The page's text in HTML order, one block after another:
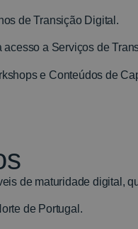
de Transição Digital.
acesso a Serviços de
e Conteúdos de
de maturidade digital,
de Portugal.